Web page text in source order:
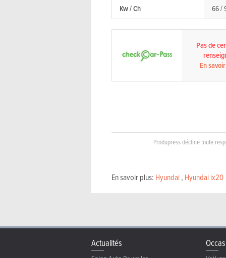
Kw / Ch
66 /
Pas de
En
Produpress décline toute
En savoir plus: Hyundai, Hyundai ix20
Actualités